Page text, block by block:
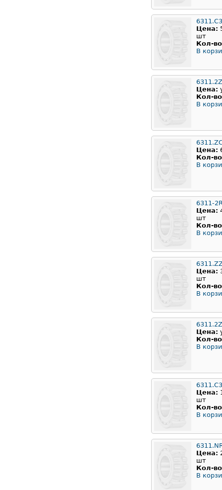
6311.C3
Цена:
шт
Кол-
В
6311.2Z
Цена:
Кол-
В
Цена:
Кол-
В
6311-
Цена:
шт
Кол-
В
Цена:
шт
Кол-
В
6311.2Z
Цена:
Кол-
В
6311.C3
Цена:
шт
Кол-
В
Цена:
шт
Кол-
В